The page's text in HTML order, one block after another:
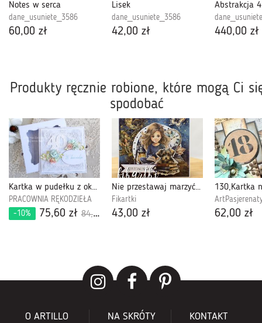
Notes w serca
dane_usuniete_3586
60,00 zł
Lisek
dane_usuniete_3586
42,00 zł 440,00 zł
Produkty ręcznie robione, które mogą Ci
spodobać
Kartka w pudełku z okazji 40.urodzin 497
PRACOWNIA RĘKODZIEŁA
-10%
75,60 zł 84,00 zł
Nie przestawaj marzyć KU2404
Fikartki
43,00 zł 62,00 zł
O ARTILLO NA SKRÓTY KONTAKT